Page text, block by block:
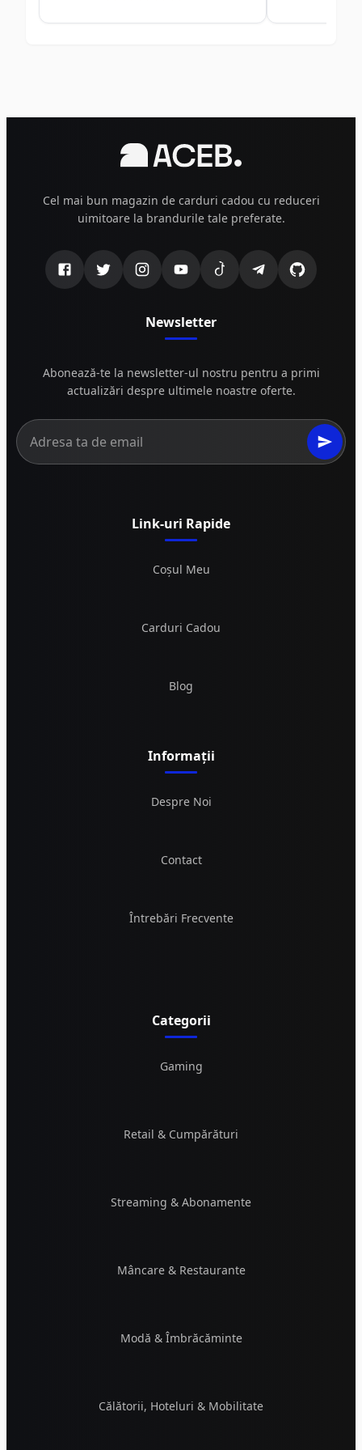
Cel mai bun magazin de carduri cadou cu reduceri
uimitoare la brandurile tale preferate.
Newsletter
Abonează-te la newsletter-ul nostru pentru a primi
actualizări despre ultimele noastre oferte.
Link-uri Rapide
Coșul Meu
Carduri Cadou
Blog
Informații
Despre Noi
Contact
Întrebări Frecvente
Categorii
Gaming
Retail & Cumpărături
Streaming & Abonamente
Mâncare & Restaurante
Modă & Îmbrăcăminte
Călătorii, Hoteluri & Mobilitate